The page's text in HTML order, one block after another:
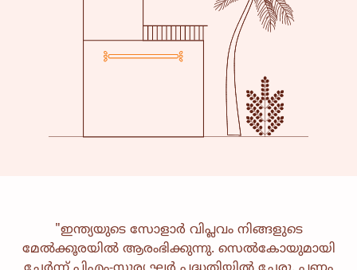
ജീവിതോപായ ആരോഗ്യ സംരക്ഷണം
"ഇന്ത്യയുടെ സോളാർ വിപ്ലവം നിങ്ങളുടെ
മേൽക്കൂരയിൽ ആരംഭിക്കുന്നു. സെൽകോയുമായി